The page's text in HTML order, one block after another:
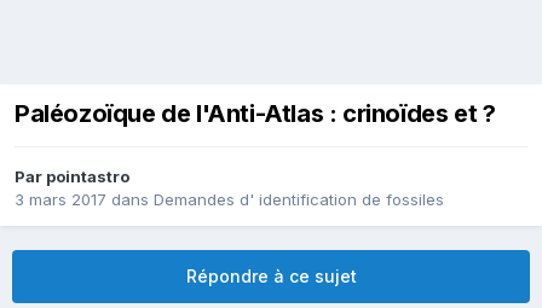
Paléozoïque de l'Anti-Atlas : crinoïdes et ?
Par pointastro
3 mars 2017 dans Demandes d' identification de fossiles
Répondre à ce sujet